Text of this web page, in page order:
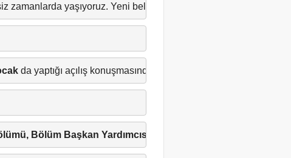
zamanlarda yaşıyoruz. Yeni belirsizlikler yaratan devasa
da yaptığı açılış konuşmasında;  Küresel iklim
Bölüm Başkan Yardımcısı Markus Reubi